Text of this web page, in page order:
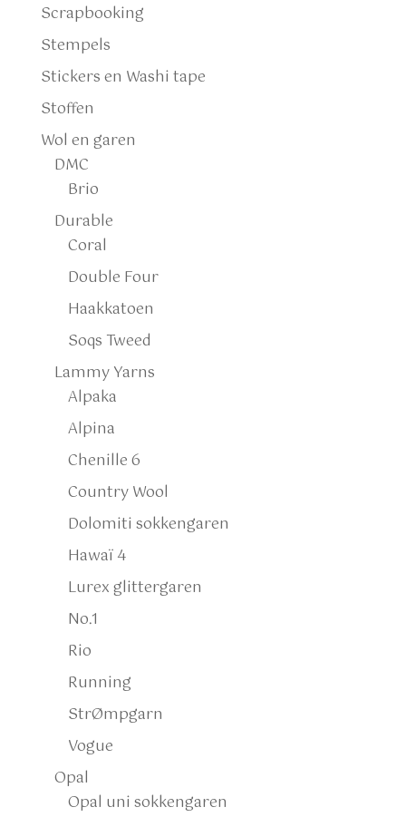
Scrapbooking
Stempels
Stickers en Washi tape
Stoffen
Wol en garen
DMC
Brio
Durable
Coral
Double Four
Haakkatoen
Soqs Tweed
Lammy Yarns
Alpaka
Alpina
Chenille 6
Country Wool
Dolomiti sokkengaren
Hawaï 4
Lurex glittergaren
No.1
Rio
Running
StrØmpgarn
Vogue
Opal
Opal uni sokkengaren